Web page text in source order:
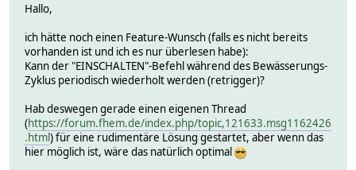
Hallo,
ich hätte noch einen Feature-Wunsch (falls es nicht bereits
vorhanden ist und ich es nur überlesen habe):
Kann der "EINSCHALTEN"-Befehl während des Bewässerungs-
Zyklus periodisch wiederholt werden (retrigger)?
Hab deswegen gerade einen eigenen Thread
(https://forum.fhem.de/index.php/topic,121633.msg1162426
.html) für eine rudimentäre Lösung gestartet, aber wenn das
hier möglich ist, wäre das natürlich optimal